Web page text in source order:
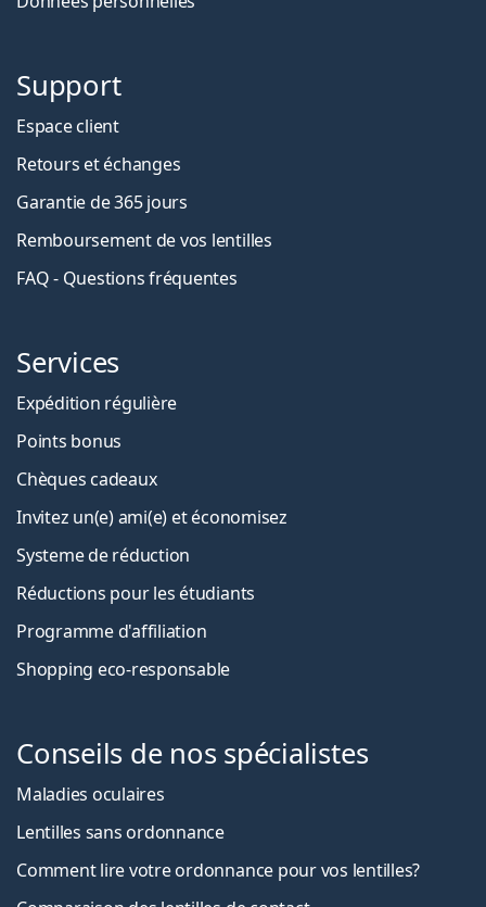
Support
Espace client
Retours et échanges
Garantie de 365 jours
Remboursement de vos lentilles
FAQ - Questions fréquentes
Services
Expédition régulière
Points bonus
Chèques cadeaux
Invitez un(e) ami(e) et économisez
Systeme de réduction
Réductions pour les étudiants
Programme d'affiliation
Shopping eco-responsable
Conseils de nos spécialistes
Maladies oculaires
Lentilles sans ordonnance
Comment lire votre ordonnance pour vos lentilles?